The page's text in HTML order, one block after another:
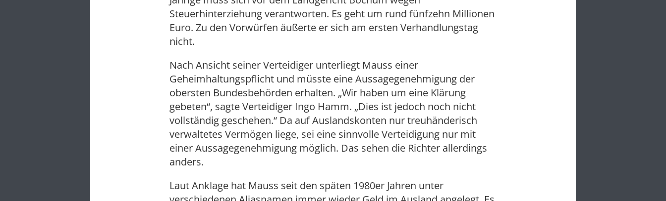
Steuerhinterziehung verantworten. Es geht um rund fünfzehn Millionen
Euro. Zu den Vorwürfen äußerte er sich am ersten Verhandlungstag
nicht.
Nach Ansicht seiner Verteidiger unterliegt Mauss einer
Geheimhaltungspflicht und müsste eine Aussagegenehmigung der
obersten Bundesbehörden erhalten. „Wir haben um eine Klärung
gebeten“, sagte Verteidiger Ingo Hamm. „Dies ist jedoch noch nicht
vollständig geschehen.“ Da auf Auslandskonten nur treuhänderisch
verwaltetes Vermögen liege, sei eine sinnvolle Verteidigung nur mit
einer Aussagegenehmigung möglich. Das sehen die Richter allerdings
anders.
Laut Anklage hat Mauss seit den späten 1980er Jahren unter